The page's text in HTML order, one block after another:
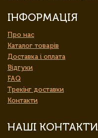
ІНФОРМАЦІЯ
Про нас
Каталог товарів
Доставка і оплата
Відгуки
FAQ
Трекінг доставки
Контакти
НАШІ КОНТАКТИ